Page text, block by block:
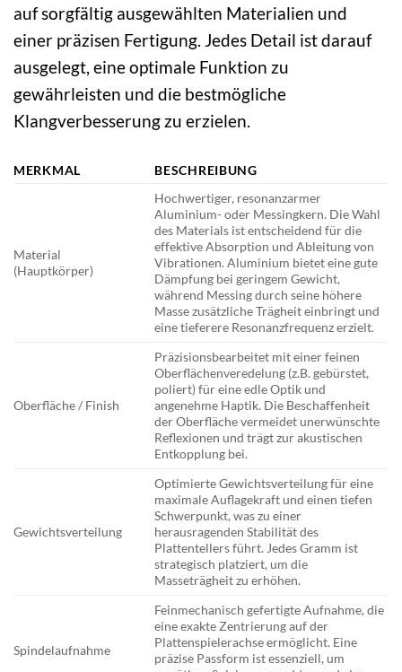
auf sorgfältig ausgewählten Materialien und
einer präzisen Fertigung. Jedes Detail ist darauf
ausgelegt, eine optimale Funktion zu
gewährleisten und die bestmögliche
Klangverbesserung zu erzielen.
MERKMAL BESCHREIBUNG
Material
(Hauptkörper)
Hochwertiger, resonanzarmer
Aluminium- oder Messingkern. Die Wahl
des Materials ist entscheidend für die
effektive Absorption und Ableitung von
Vibrationen. Aluminium bietet eine gute
Dämpfung bei geringem Gewicht,
während Messing durch seine höhere
Masse zusätzliche Trägheit einbringt und
eine tieferere Resonanzfrequenz erzielt.
Oberfläche / Finish
Präzisionsbearbeitet mit einer feinen
Oberflächenveredelung (z.B. gebürstet,
poliert) für eine edle Optik und
angenehme Haptik. Die Beschaffenheit
der Oberfläche vermeidet unerwünschte
Reflexionen und trägt zur akustischen
Entkopplung bei.
Gewichtsverteilung
Optimierte Gewichtsverteilung für eine
maximale Auflagekraft und einen tiefen
Schwerpunkt, was zu einer
herausragenden Stabilität des
Plattentellers führt. Jedes Gramm ist
strategisch platziert, um die
Masseträgheit zu erhöhen.
Spindelaufnahme
Feinmechanisch gefertigte Aufnahme, die
eine exakte Zentrierung auf der
Plattenspielerachse ermöglicht. Eine
präzise Passform ist essenziell, um